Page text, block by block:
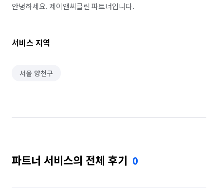
소방설비 설치 및 수리 가구 청소
안녕하세요. 제이앤씨클린 파트너입니다.
서비스 지역
서울 양천구
파트너 서비스의 전체 후기 0